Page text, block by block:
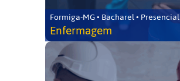
Formiga-MG • Bacharel • Presencial
Enfermagem